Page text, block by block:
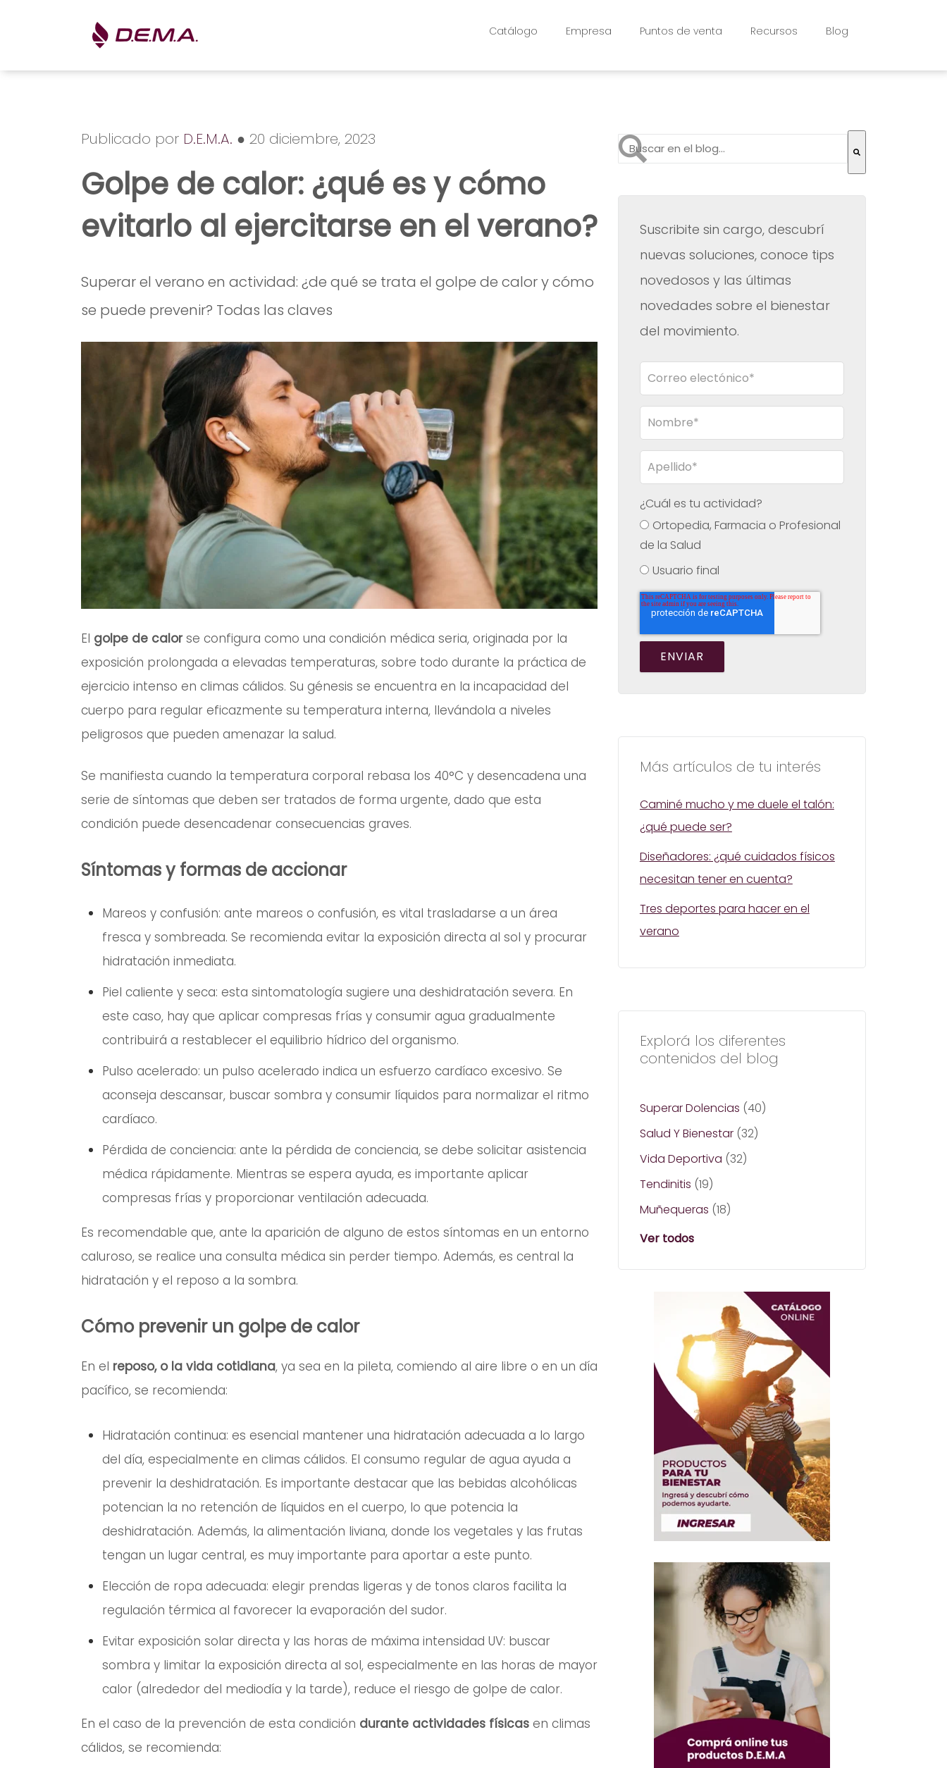
Catálogo Empresa Puntos de venta Recursos Blog
Publicado por D.E.M.A. ● 20 diciembre, 2023
Golpe de calor: ¿qué es y cómo
evitarlo al ejercitarse en el verano?
Superar el verano en actividad: ¿de qué se trata el golpe de calor y cómo
se puede prevenir? Todas las claves
El golpe de calorse configura como una condición médica seria, originada por la
exposición prolongada a elevadas temperaturas, sobre todo durante la práctica de
ejercicio intenso en climas cálidos. Su génesis se encuentra en la incapacidad del
cuerpo para regular eficazmente su temperatura interna, llevándola a niveles
peligrosos que pueden amenazar la salud.
Se manifiesta cuando la temperatura corporal rebasa los 40°C y desencadena una
serie de síntomas que deben ser tratados de forma urgente, dado que esta
condición puede desencadenar consecuencias graves.
Síntomas y formas de accionar
Mareos y confusión: ante mareos o confusión, es vital trasladarse a un área
fresca y sombreada. Se recomienda evitar la exposición directa al sol y procurar
hidratación inmediata.
Piel caliente y seca: esta sintomatología sugiere una deshidratación severa. En
este caso, hay que aplicar compresas frías y consumir agua gradualmente
contribuirá a restablecer el equilibrio hídrico del organismo.
Pulso acelerado: un pulso acelerado indica un esfuerzo cardíaco excesivo. Se
aconseja descansar, buscar sombra y consumir líquidos para normalizar el ritmo
cardíaco.
Pérdida de conciencia: ante la pérdida de conciencia, se debe solicitar asistencia
médica rápidamente. Mientras se espera ayuda, es importante aplicar
compresas frías y proporcionar ventilación adecuada.
Es recomendable que, ante la aparición de alguno de estos síntomas en un entorno
caluroso, se realice una consulta médica sin perder tiempo. Además, es central la
hidratación y el reposo a la sombra.
Cómo prevenir un golpe de calor
En el reposo, o la vida cotidiana, ya sea en la pileta, comiendo al aire libre o en un día
pacífico, se recomienda:
Hidratación continua: es esencial mantener una hidratación adecuada a lo largo
del día, especialmente en climas cálidos. El consumo regular de agua ayuda a
prevenir la deshidratación. Es importante destacar que las bebidas alcohólicas
potencian la no retención de líquidos en el cuerpo, lo que potencia la
deshidratación. Además, la alimentación liviana, donde los vegetales y las frutas
tengan un lugar central, es muy importante para aportar a este punto.
Elección de ropa adecuada: elegir prendas ligeras y de tonos claros facilita la
regulación térmica al favorecer la evaporación del sudor.
Evitar exposición solar directa y las horas de máxima intensidad UV: buscar
sombra y limitar la exposición directa al sol, especialmente en las horas de mayor
calor (alrededor del mediodía y la tarde), reduce el riesgo de golpe de calor.
En el caso de la prevención de esta condición durante actividades físicasen climas
cálidos, se recomienda:
Esto es un campo de búsqueda con una función de texto
Suscribite sin cargo, descubrí
nuevas soluciones, conoce tips
novedosos y las últimas
novedades sobre el bienestar
del movimiento.
¿Cuál es tu actividad?
Ortopedia, Farmacia o Profesional
de la Salud
Usuario final
Más artículos de tu interés
Caminé mucho y me duele el talón:
¿qué puede ser?
Diseñadores: ¿qué cuidados físicos
necesitan tener en cuenta?
Tres deportes para hacer en el
verano
Explorá los diferentes
contenidos del blog
Superar Dolencias (40)
Salud Y Bienestar (32)
Vida Deportiva (32)
Tendinitis (19)
Muñequeras (18)
Ver todos